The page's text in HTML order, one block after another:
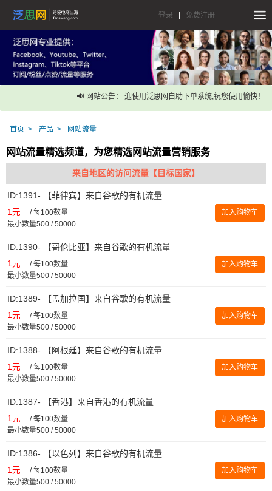
登录 免费注册
网站公告： 迎使用泛思网自助下单系统,祝您使用愉快！
首页 产品 网站流量
网站流量精选频道，为您精选网站流量营销服务
来自地区的访问流量【目标国家】
ID:1391- 【菲律宾】来自谷歌的有机流量
1元 /每100数量
最小数量500 / 50000
加入购物车
ID:1390- 【哥伦比亚】来自谷歌的有机流量
1元 /每100数量
最小数量500 / 50000
加入购物车
ID:1389- 【孟加拉国】来自谷歌的有机流量
1元 /每100数量
最小数量500 / 50000
加入购物车
ID:1388- 【阿根廷】来自谷歌的有机流量
1元 /每100数量
最小数量500 / 50000
加入购物车
ID:1387- 【香港】来自香港的有机流量
1元 /每100数量
最小数量500 / 50000
加入购物车
ID:1386- 【以色列】来自谷歌的有机流量
1元 /每100数量
最小数量500 / 50000
加入购物车